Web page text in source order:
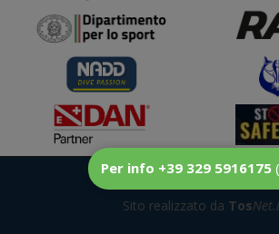
Per info +39 329 5916175
Sito realizzato da Tos